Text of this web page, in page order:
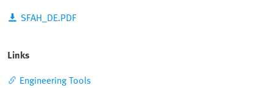
SFAH_DE.PDF
Links
Engineering Tools